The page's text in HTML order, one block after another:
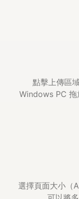
點擊上傳區
Windows PC 拖
選擇頁面大小（